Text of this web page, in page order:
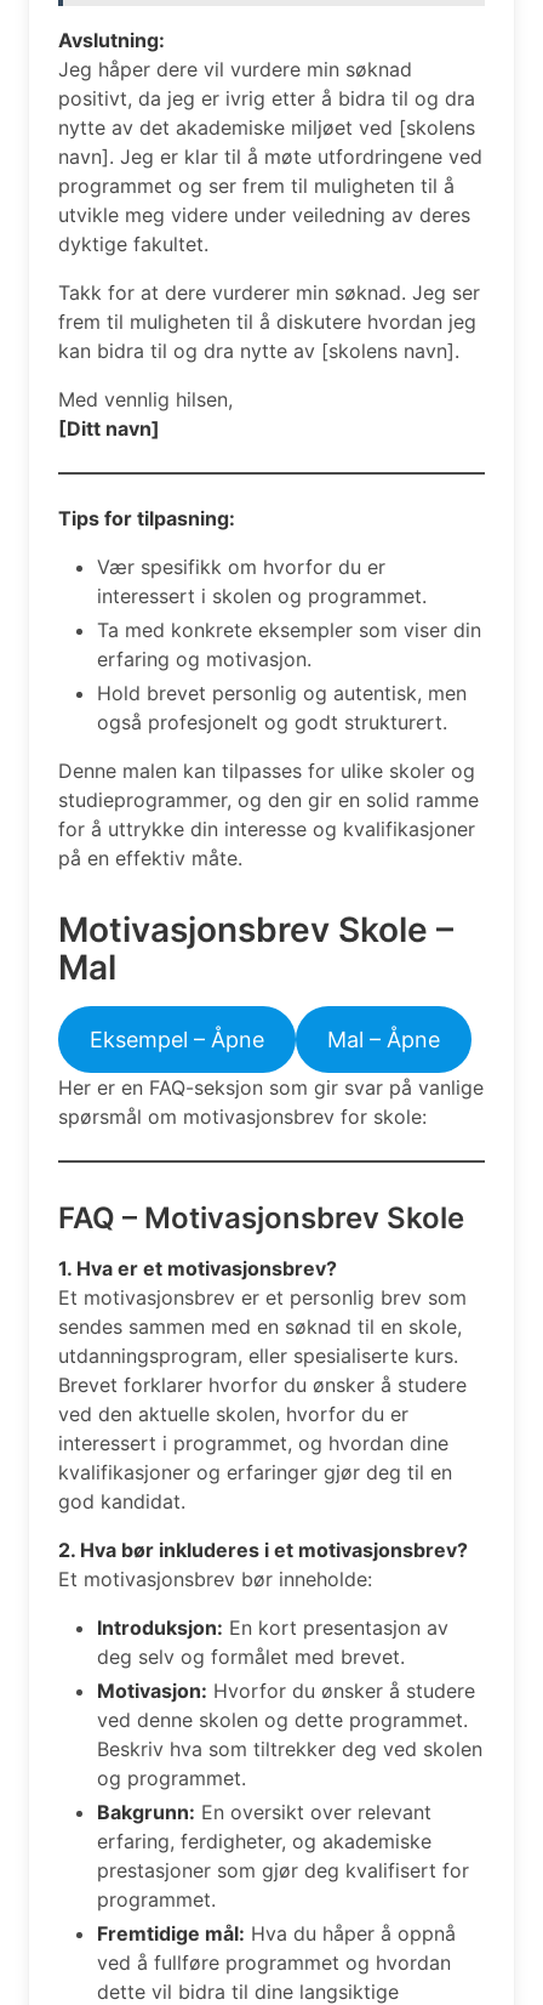
Avslutning:
Jeg håper dere vil vurdere min søknad
positivt, da jeg er ivrig etter å bidra til og dra
nytte av det akademiske miljøet ved [skolens
navn]. Jeg er klar til å møte utfordringene ved
programmet og ser frem til muligheten til å
utvikle meg videre under veiledning av deres
dyktige fakultet.
Takk for at dere vurderer min søknad. Jeg ser
frem til muligheten til å diskutere hvordan jeg
kan bidra til og dra nytte av [skolens navn].
Med vennlig hilsen,
[Ditt navn]
Tips for tilpasning:
Vær spesifikk om hvorfor du er
interessert i skolen og programmet.
Ta med konkrete eksempler som viser din
erfaring og motivasjon.
Hold brevet personlig og autentisk, men
også profesjonelt og godt strukturert.
Denne malen kan tilpasses for ulike skoler og
studieprogrammer, og den gir en solid ramme
for å uttrykke din interesse og kvalifikasjoner
på en effektiv måte.
Motivasjonsbrev Skole –
Mal
Eksempel – Åpne Mal – Åpne
Her er en FAQ-seksjon som gir svar på vanlige
spørsmål om motivasjonsbrev for skole:
FAQ – Motivasjonsbrev Skole
1. Hva er et motivasjonsbrev?
Et motivasjonsbrev er et personlig brev som
sendes sammen med en søknad til en skole,
utdanningsprogram, eller spesialiserte kurs.
Brevet forklarer hvorfor du ønsker å studere
ved den aktuelle skolen, hvorfor du er
interessert i programmet, og hvordan dine
kvalifikasjoner og erfaringer gjør deg til en
god kandidat.
2. Hva bør inkluderes i et motivasjonsbrev?
Et motivasjonsbrev bør inneholde:
Introduksjon: En kort presentasjon av
deg selv og formålet med brevet.
Motivasjon: Hvorfor du ønsker å studere
ved denne skolen og dette programmet.
Beskriv hva som tiltrekker deg ved skolen
og programmet.
Bakgrunn: En oversikt over relevant
erfaring, ferdigheter, og akademiske
prestasjoner som gjør deg kvalifisert for
programmet.
Fremtidige mål: Hva du håper å oppnå
ved å fullføre programmet og hvordan
dette vil bidra til dine langsiktige